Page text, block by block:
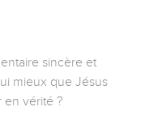
sincère et
mieux que Jésus
en vérité ?